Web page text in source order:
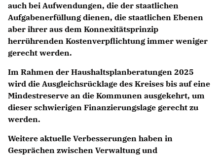
auch bei Aufwendungen, die der staatlichen
Aufgabenerfüllung dienen, die staatlichen Ebenen
aber ihrer aus dem Konnexitätsprinzip
herrührenden Kostenverpflichtung immer weniger
gerecht werden.
Im Rahmen der Haushaltsplanberatungen 2025
wird die Ausgleichsrücklage des Kreises bis auf eine
Mindestreserve an die Kommunen ausgekehrt, um
dieser schwierigen Finanzierungslage gerecht zu
werden.
Weitere aktuelle Verbesserungen haben in
Gesprächen zwischen Verwaltung und